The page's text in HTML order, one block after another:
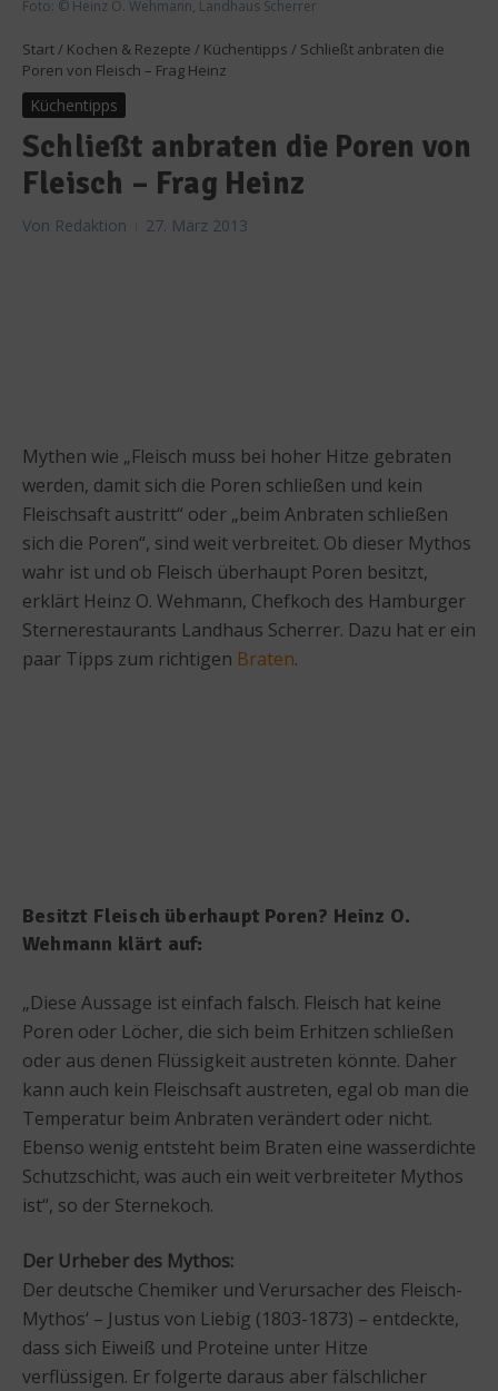
Foto: © Heinz O. Wehmann, Landhaus Scherrer
Start / Kochen & Rezepte / Küchentipps / Schließt anbraten die
Poren von Fleisch – Frag Heinz
Küchentipps
Schließt anbraten die Poren von
Fleisch – Frag Heinz
Von Redaktion 27. März 2013
Mythen wie „Fleisch muss bei hoher Hitze gebraten
werden, damit sich die Poren schließen und kein
Fleischsaft austritt“ oder „beim Anbraten schließen
sich die Poren“, sind weit verbreitet. Ob dieser Mythos
wahr ist und ob Fleisch überhaupt Poren besitzt,
erklärt Heinz O. Wehmann, Chefkoch des Hamburger
Sternerestaurants Landhaus Scherrer. Dazu hat er ein
paar Tipps zum richtigen Braten.
Besitzt Fleisch überhaupt Poren? Heinz O.
Wehmann klärt auf:
„Diese Aussage ist einfach falsch. Fleisch hat keine
Poren oder Löcher, die sich beim Erhitzen schließen
oder aus denen Flüssigkeit austreten könnte. Daher
kann auch kein Fleischsaft austreten, egal ob man die
Temperatur beim Anbraten verändert oder nicht.
Ebenso wenig entsteht beim Braten eine wasserdichte
Schutzschicht, was auch ein weit verbreiteter Mythos
ist“, so der Sternekoch.
Der Urheber des Mythos:
Der deutsche Chemiker und Verursacher des Fleisch-
Mythos‘ – Justus von Liebig (1803-1873) – entdeckte,
dass sich Eiweiß und Proteine unter Hitze
verflüssigen. Er folgerte daraus aber fälschlicher